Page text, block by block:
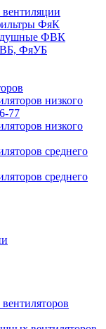
ФяК
ФВК
ФяУБ
низкого
77
низкого
среднего
среднего